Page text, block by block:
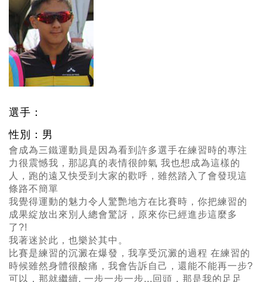
選手：
性別：男
會成為三鐵運動員是因為看到許多選手在練習時的專注
力很震憾我，那認真的表情很帥氣 我也想成為這樣的
人，跑的遠又快受到大家的歡呼，雖然踏入了會發現這
條路不簡單
我覺得運動的魅力令人驚艷地方在比賽時，你把練習的
成果綻放出來別人總會驚訝，原來你已經進步這麼多
了?!
我著迷於此，也樂於其中。
比賽是練習的沉澱在爆發，我享受沉澱的過程 在練習的
時候雖然身體很酸痛，我會告訴自己，還能不能再一步?
可以，那就繼續, 一步一步一步...回頭，那是我的足足